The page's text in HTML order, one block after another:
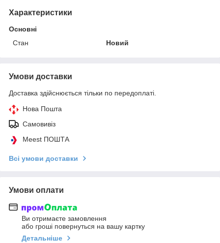
Характеристики
Основні
Стан
Новий
Умови доставки
Доставка здійснюється тільки по передоплаті.
Нова Пошта
Самовивіз
Meest ПОШТА
Всі умови доставки
Умови оплати
Ви отримаєте замовлення
або гроші повернуться на вашу картку
Детальніше